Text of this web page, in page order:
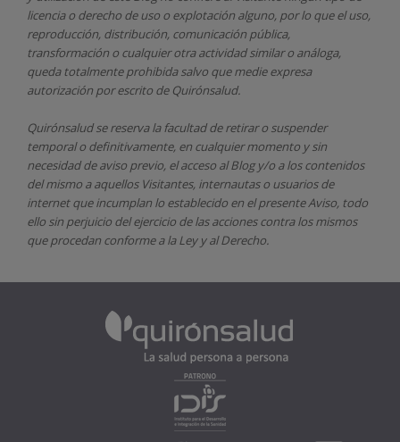
licencia o derecho de uso o explotación alguno, por lo que el uso,
reproducción, distribución, comunicación pública,
transformación o cualquier otra actividad similar o análoga,
queda totalmente prohibida salvo que medie expresa
autorización por escrito de Quirónsalud.
Quirónsaludse reserva la facultad de retirar o suspender
temporal o definitivamente, en cualquier momento y sin
necesidad de aviso previo, el acceso al Blog y/o a los contenidos
del mismo a aquellos Visitantes, internautas o usuarios de
internet que incumplan lo establecido en el presente Aviso, todo
ello sin perjuicio del ejercicio de las acciones contra los mismos
que procedan conforme a la Ley y al Derecho.